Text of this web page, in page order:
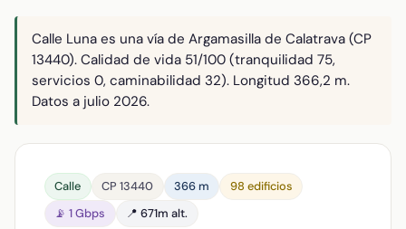
Calle Luna es una vía de Argamasilla de Calatrava (CP
13440). Calidad de vida 51/100 (tranquilidad 75,
servicios 0, caminabilidad 32). Longitud 366,2 m.
Datos a julio 2026.
Calle CP 13440 366 m
98 edificios
📡 1 Gbps
📍 671m alt.